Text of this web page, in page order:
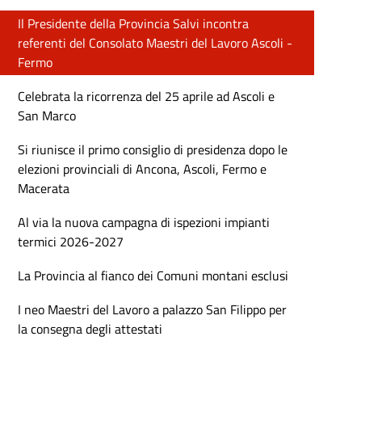
Il Presidente della Provincia Salvi incontra
referenti del Consolato Maestri del Lavoro Ascoli -
Fermo
Celebrata la ricorrenza del 25 aprile ad Ascoli e
San Marco
Si riunisce il primo consiglio di presidenza dopo le
elezioni provinciali di Ancona, Ascoli, Fermo e
Macerata
Al via la nuova campagna di ispezioni impianti
termici 2026-2027
La Provincia al fianco dei Comuni montani esclusi
I neo Maestri del Lavoro a palazzo San Filippo per
la consegna degli attestati